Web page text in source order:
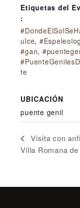
Etiquetas del
:
ulce,
#gan,
te
UBICACIÓN
puente genil
Visita con
Villa Romana